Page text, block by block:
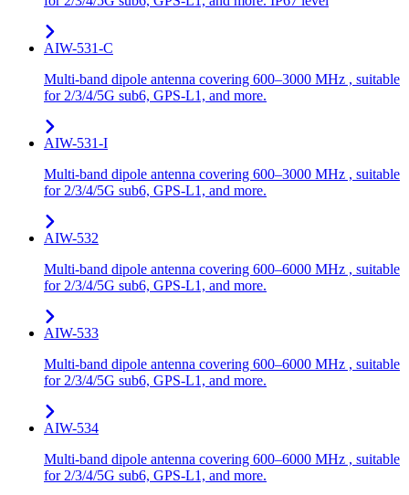
AIW-531-C
Multi-band dipole antenna covering 600–3000 MHz , suitable
for 2/3/4/5G sub6, GPS-L1, and more.
AIW-531-I
Multi-band dipole antenna covering 600–3000 MHz , suitable
for 2/3/4/5G sub6, GPS-L1, and more.
AIW-532
Multi-band dipole antenna covering 600–6000 MHz , suitable
for 2/3/4/5G sub6, GPS-L1, and more.
AIW-533
Multi-band dipole antenna covering 600–6000 MHz , suitable
for 2/3/4/5G sub6, GPS-L1, and more.
AIW-534
Multi-band dipole antenna covering 600–6000 MHz , suitable
for 2/3/4/5G sub6, GPS-L1, and more.